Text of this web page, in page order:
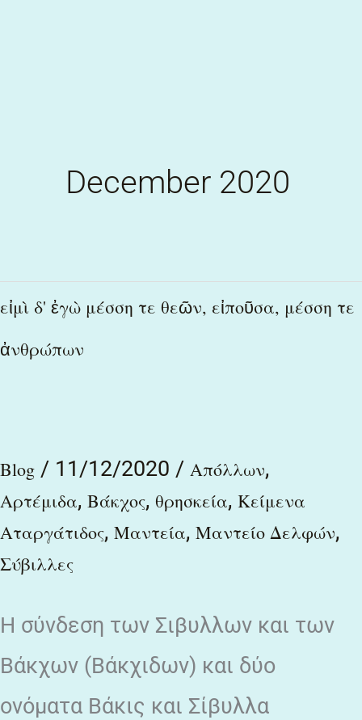
December 2020
εἰμὶ δ' ἐγὼ μέσση τε θεῶν, εἰποῦσα, μέσση τε
ἀνθρώπων
Blog / 11/12/2020 / Απόλλων,
Αρτέμιδα, Βάκχος, θρησκεία, Κείμενα
Αταργάτιδος, Μαντεία, Μαντείο Δελφών,
Σύβιλλες
Η σύνδεση των Σιβυλλων και των
Βάκχων (Βάκχιδων) και δύο
ονόματα Βάκις και Σίβυλλα
εἰμὶ
ἐγὼ
θεῶν,
εἰποῦσα,
μέσση
τε